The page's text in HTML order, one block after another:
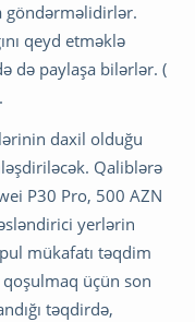
göndərməlidirlər.
qeyd etməklə
də paylaşa bilərlər. (
daxil olduğu
Qaliblərə
P30 Pro, 500 AZN
yerlərin
mükafatı təqdim
üçün son
təqdirdə,